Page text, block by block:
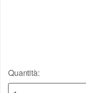
Quantità: